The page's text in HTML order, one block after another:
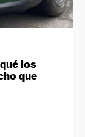
los
que